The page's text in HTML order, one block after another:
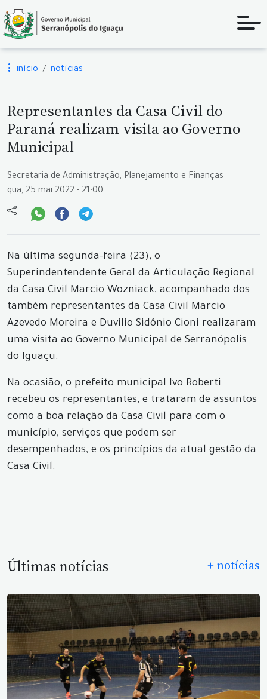
início notícias
Representantes da Casa Civil do
Paraná realizam visita ao Governo
Municipal
Secretaria de Administração, Planejamento e Finanças
qua, 25 mai 2022 - 21:00
Na última segunda-feira (23), o
Superindentendente Geral da Articulação Regional
da Casa Civil Marcio Wozniack, acompanhado dos
também representantes da Casa Civil Marcio
Azevedo Moreira e Duvilio Sidônio Cioni realizaram
uma visita ao Governo Municipal de Serranópolis
do Iguaçu.
Na ocasião, o prefeito municipal Ivo Roberti
recebeu os representantes, e trataram de assuntos
como a boa relação da Casa Civil para com o
município, serviços que podem ser
desempenhados, e os princípios da atual gestão da
Casa Civil.
Últimas notícias + notícias